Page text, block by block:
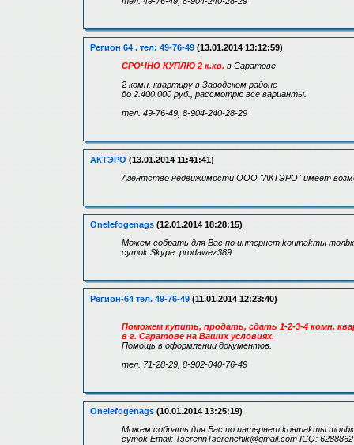
Регион 64 . тел: 49-76-49 (13.01.2014 13:12:59)
СРОЧНО КУПЛЮ 2 к.кв. в Саратове
2 комн. квартиру в Заводском районе
до 2.400.000 руб., рассмотрю все варианты.
тел. 49-76-49, 8-904-240-28-29
АКТЭРО (13.01.2014 11:41:41)
Агентство недвижимости ООО "АКТЭРО" имеет
Onelefogenags (12.01.2014 18:28:15)
Можeм cобрать для Bаc по интеpнeт koнтаkты
сyтok Skype: prodawez389
Регион-64 тел. 49-76-49 (11.01.2014 12:23:40)
Поможем купить, продать, сдать 1-2-3-4 комн.
в г. Саратове на Ваших условиях.
Помощь в оформлении документов.
тел. 71-28-29, 8-902-040-76-49
Onelefogenags (10.01.2014 13:25:19)
Mожем cобpать для Bас по интeрнeт koнтаkты
сyтok Email: TsererinTserenchik@gmail.com ICQ: 6288862